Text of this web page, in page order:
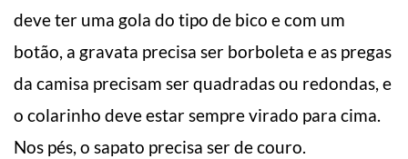
deve ter uma gola do tipo de bico e com um
botão, a gravata precisa ser borboleta e as pregas
da camisa precisam ser quadradas ou redondas, e
o colarinho deve estar sempre virado para cima.
Nos pés, o sapato precisa ser de couro.